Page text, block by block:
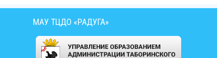
МАУ ТЦДО «РАДУГА»